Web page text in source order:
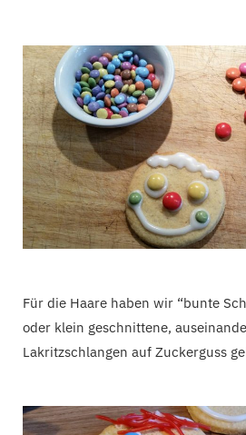
Für die Haare haben wir “bunte
oder klein geschnittene,
Lakritzschlangen auf Zuckerguss